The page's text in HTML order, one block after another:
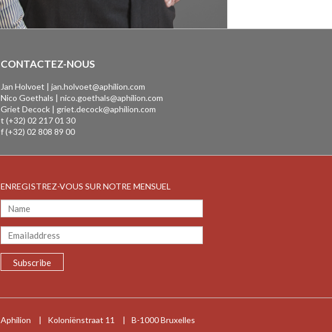
CONTACTEZ-NOUS
Jan Holvoet | jan.holvoet@aphilion.com
Nico Goethals | nico.goethals@aphilion.com
Griet Decock | griet.decock@aphilion.com
t (+32) 02 217 01 30
f (+32) 02 808 89 00
ENREGISTREZ-VOUS SUR NOTRE MENSUEL
Aphilion | Koloniënstraat 11 | B-1000 Bruxelles